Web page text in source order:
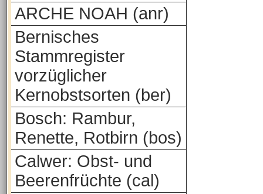
ARCHE NOAH (anr)
Bernisches
Stammregister
vorzüglicher
Kernobstsorten (ber)
Bosch: Rambur,
Renette, Rotbirn (bos)
Calwer: Obst- und
Beerenfrüchte (cal)